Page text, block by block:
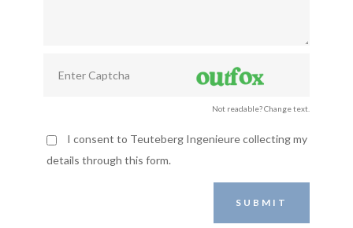
Not readable? Change text.
I consent to Teuteberg Ingenieure collecting my
details through this form.
SUBMIT